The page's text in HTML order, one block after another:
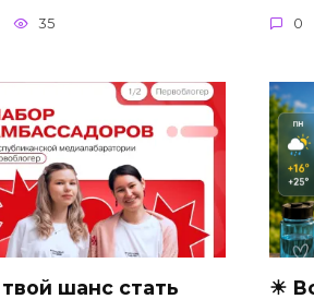
35 0
шанс стать ☀